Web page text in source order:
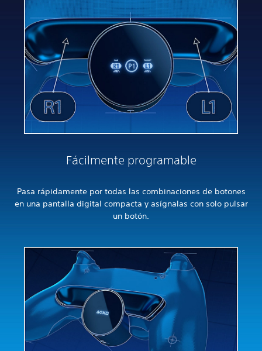
Fácilmente programable
Pasa rápidamente por todas las combinaciones de botones
en una pantalla digital compacta y asígnalas con solo pulsar
un botón.